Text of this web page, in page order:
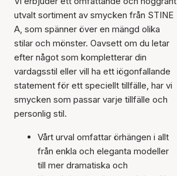
utvalt sortiment av smycken från STINE
A, som spänner över en mängd olika
stilar och mönster. Oavsett om du letar
efter något som kompletterar din
vardagsstil eller vill ha ett iögonfallande
statement för ett speciellt tillfälle, har vi
smycken som passar varje tillfälle och
personlig stil.
Vårt urval omfattar örhängen i allt
från enkla och eleganta modeller
till mer dramatiska och